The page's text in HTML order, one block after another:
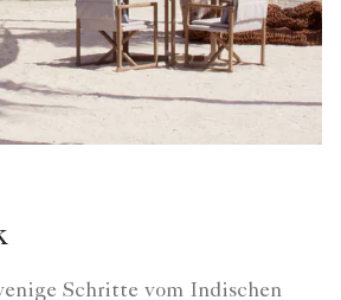
Schritte vom Indischen